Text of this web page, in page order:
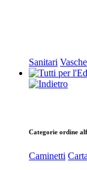
Sanitari
Categorie ordine
Caminetti